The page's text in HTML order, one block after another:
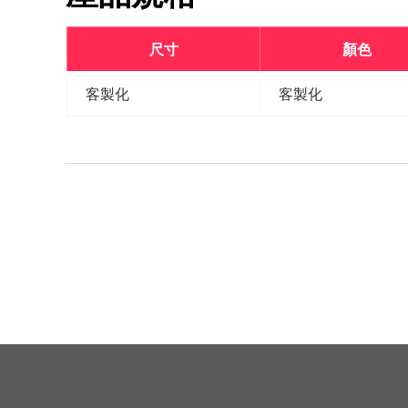
尺寸 顏色
客製化 客製化